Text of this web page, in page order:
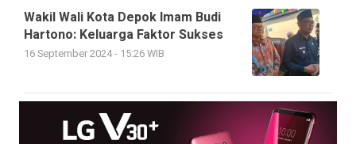
Wakil Wali Kota Depok Imam Budi
Hartono: Keluarga Faktor Sukses
16 September 2024 - 15:26 WIB